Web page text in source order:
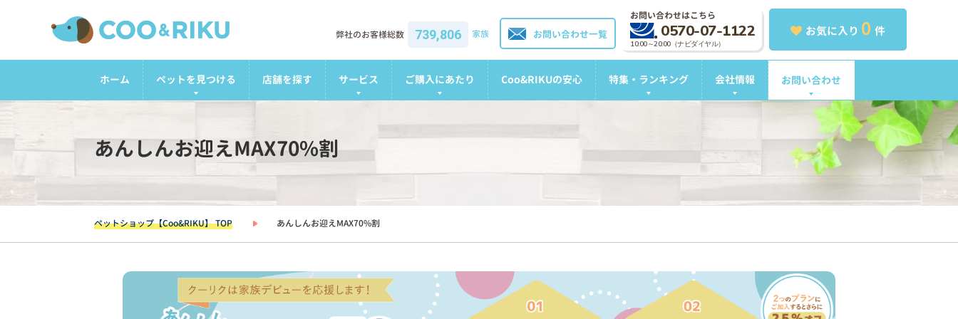
お気に入り 0 件
お問い合わせはこちら
0570-07-1122
10:00～20:00（ナビダイヤル）
お問い合わせ一覧
弊社のお客様総数 739,806 家族
ホーム ペットを見つける 店舗を探す サービス ご購入にあたり Coo&RIKUの安心 特集・ランキング 会社情報 お問い合わせ
あんしんお迎えMAX70%割
ペットショップ【Coo&RIKU】 TOP あんしんお迎えMAX70%割